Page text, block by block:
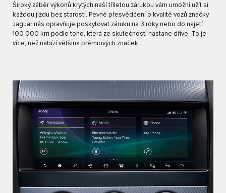
Široký záběr výkonů krytých naší tříletou zárukou vám umožní užít si
každou jízdu bez starostí. Pevné přesvědčení o kvalitě vozů značky
Jaguar nás opravňuje poskytovat záruku na 3 roky nebo do najetí
100 000 km podle toho, která ze skutečností nastane dříve. To je
více, než nabízí většina prémiových značek.